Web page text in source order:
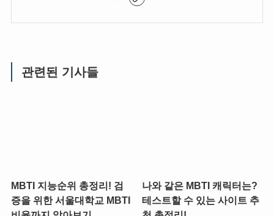
관련된 기사들
MBTI 지능순위 총정리! 검
증을 위한 서울대학교 MBTI
나와 같은 MBTI 캐릭터는?
테스트할 수 있는 사이트 추